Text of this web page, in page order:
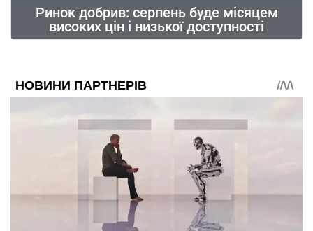
Ринок добрив: серпень буде місяцем
високих цін і низької доступності